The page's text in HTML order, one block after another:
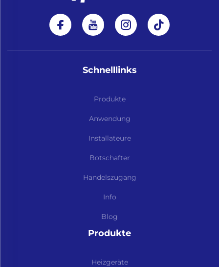
Schnelllinks
Produkte
Anwendung
Installateure
Botschafter
Handelszugang
Info
Blog
Produkte
Heizgeräte